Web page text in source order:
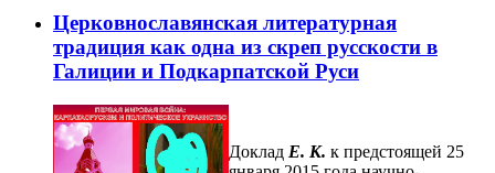
Церковнославянская литературная
традиция как одна из скреп русскости в
Галиции и Подкарпатской Руси
Доклад Е. К. к предстоящей 25